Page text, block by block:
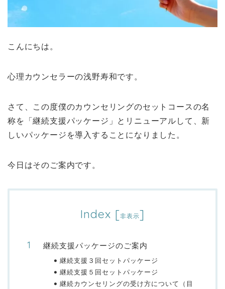
こんにちは。
心理カウンセラーの浅野寿和です。
さて、この度僕のカウンセリングのセットコースの名
称を「継続支援パッケージ」とリニューアルして、新
しいパッケージを導入することになりました。
今日はそのご案内です。
Index [非表示]
継続支援パッケージのご案内
継続支援３回セットパッケージ
継続支援５回セットパッケージ
継続カウンセリングの受け方について（目